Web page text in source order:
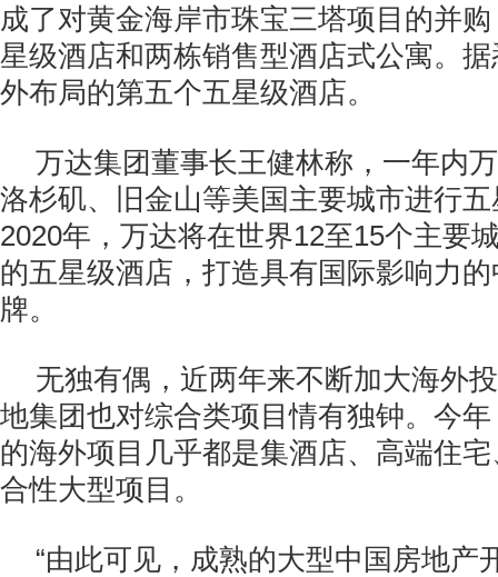
成了对黄金海岸市珠宝三塔项目的并
星级酒店和两栋销售型酒店式公寓。
外布局的第五个五星级酒店。
万达集团董事长王健林称，一年内
洛杉矶、旧金山等美国主要城市进行
2020年，万达将在世界12至15个主要
的五星级酒店，打造具有国际影响力
牌。
无独有偶，近两年来不断加大海外
地集团也对综合类项目情有独钟。今
的海外项目几乎都是集酒店、高端住
合性大型项目。
“由此可见，成熟的大型中国房地产